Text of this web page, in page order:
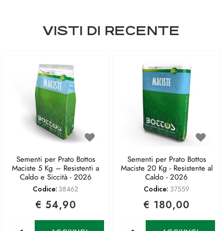
VISTI DI RECENTE
Sementi per Prato Bottos
Maciste 5 Kg – Resistenti a
Caldo e Siccità - 2026
Codice: 38462
€ 54,90
Sementi per Prato Bottos
Maciste 20 Kg - Resistente al
Caldo - 2026
Codice: 37559
€ 180,00